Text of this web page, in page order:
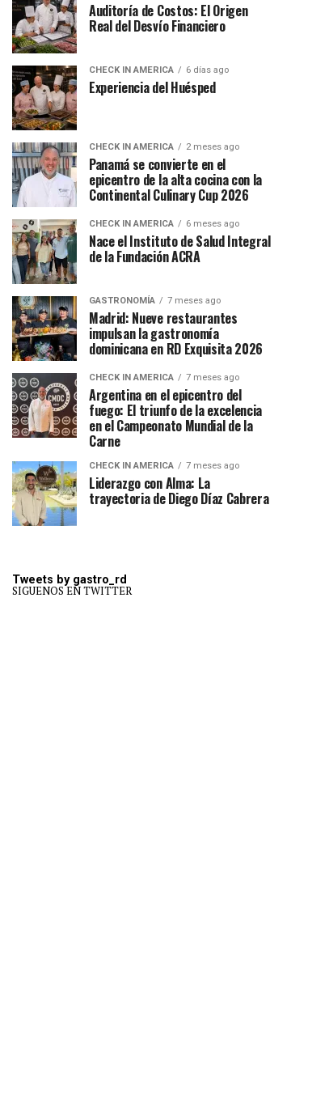
Auditoría de Costos: El Origen
Real del Desvío Financiero
CHECK IN AMERICA 6 días ago
Experiencia del Huésped
CHECK IN AMERICA 2 meses ago
Panamá se convierte en el
epicentro de la alta cocina con la
Continental Culinary Cup 2026
CHECK IN AMERICA 6 meses ago
Nace el Instituto de Salud Integral
de la Fundación ACRA
GASTRONOMÍA 7 meses ago
Madrid: Nueve restaurantes
impulsan la gastronomía
dominicana en RD Exquisita 2026
CHECK IN AMERICA 7 meses ago
Argentina en el epicentro del
fuego: El triunfo de la excelencia
en el Campeonato Mundial de la
Carne
CHECK IN AMERICA 7 meses ago
Liderazgo con Alma: La
trayectoria de Diego Díaz Cabrera
Tweets by gastro_rd
SIGUENOS EN TWITTER